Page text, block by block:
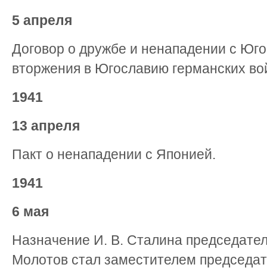
5 апреля
Договор о дружбе и ненападении с
вторжения в Югославию германских
1941
13 апреля
Пакт о ненападении с Японией.
1941
6 мая
Назначение И. В. Сталина
Молотов стал заместителем